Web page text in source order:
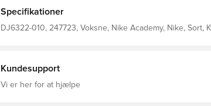
at tynge dig 100 % polyester
Specifikationer
DJ6322-010, 247723, Voksne, Nike Academy, Nike, Sort,
Kundesupport
Vi er her for at hjælpe